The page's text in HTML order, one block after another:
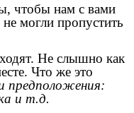
чтобы нам с вами
могли пропустить
Не слышно как
Что же это
предположения:
и т.д.